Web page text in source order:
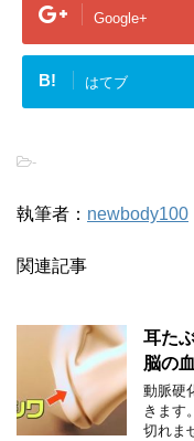
Google+
B! はてブ
-
執筆者： newbody100
関連記事
耳た
脳の
動脈硬
きます
切れま